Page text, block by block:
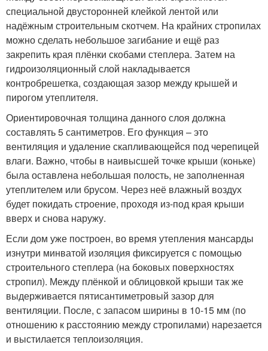
специальной двусторонней клейкой лентой или
надёжным строительным скотчем. На крайних стропилах
можно сделать небольшое загибание и ещё раз
закрепить края плёнки скобами степлера. Затем на
гидроизоляционный слой накладывается
контробрешетка, создающая зазор между крышей и
пирогом утеплителя.
Ориентировочная толщина данного слоя должна
составлять 5 сантиметров. Его функция – это
вентиляция и удаление скапливающейся под черепицей
влаги. Важно, чтобы в наивысшей точке крыши (коньке)
была оставлена небольшая полость, не заполненная
утеплителем или брусом. Через неё влажный воздух
будет покидать строение, проходя из-под края крыши
вверх и снова наружу.
Если дом уже построен, во время утепления мансарды
изнутри минватой изоляция фиксируется с помощью
строительного степлера (на боковых поверхностях
стропил). Между плёнкой и облицовкой крыши так же
выдерживается пятисантиметровый зазор для
вентиляции. После, с запасом ширины в 10-15 мм (по
отношению к расстоянию между стропилами) нарезается
и выстилается теплоизоляция.